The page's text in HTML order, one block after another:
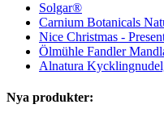
Solgar®
Carnium Botanicals
Nice Christmas -
Ölmühle Fandler
Alnatura
Nya produkter: